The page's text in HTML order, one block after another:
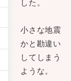
小さな地震
かと勘違い
してしまう
ような。